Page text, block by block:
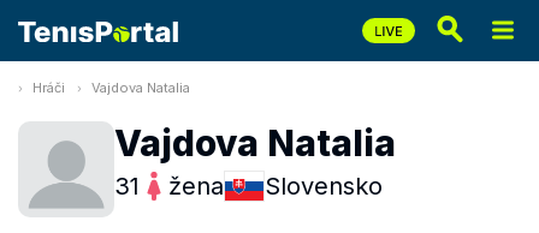
Hráči Vajdova Natalia
Vajdova Natalia
31 žena Slovensko